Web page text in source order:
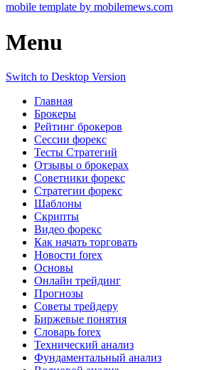
mobile template by mobilemews.com
Menu
Switch to Desktop Version
Главная
Брокеры
Рейтинг брокеров
Сессии форекс
Тесты Стратегий
Отзывы о брокерах
Советники форекс
Стратегии форекс
Шаблоны
Скрипты
Видео форекс
Как начать торговать
Новости forex
Основы
Онлайн трейдинг
Прогнозы
Советы трейдеру
Биржевые понятия
Словарь forex
Технический анализ
Фундаментальный анализ